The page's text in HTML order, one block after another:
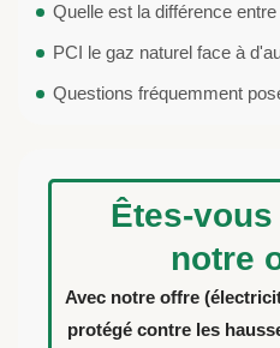
Quelle est la différence
PCI le gaz naturel face à
Questions fréquemment
Êtes-
notre
Avec notre offre
protégé contre les